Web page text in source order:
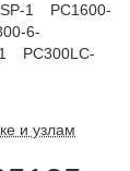
1
PC1600-
6-
PC300LC-
и узлам